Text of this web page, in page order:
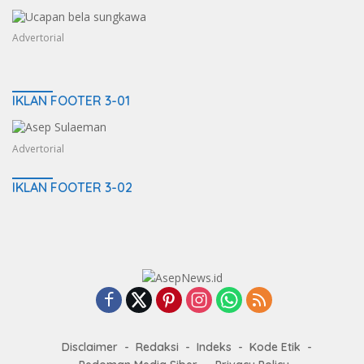
Advertorial
IKLAN FOOTER 3-01
Advertorial
IKLAN FOOTER 3-02
Disclaimer Redaksi Indeks
Kode Etik